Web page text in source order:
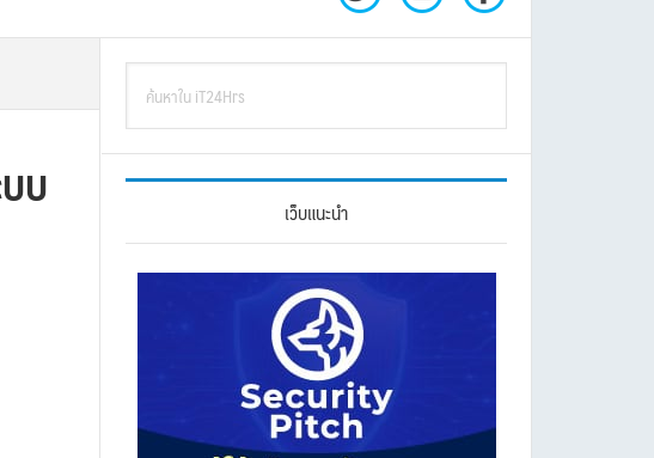
บ
Primary
Sidebar
iT24Hrs
เว็บแนะนำ